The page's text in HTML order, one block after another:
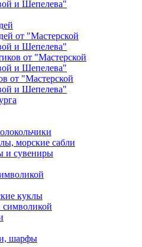
и Шепелева"
от "Мастерской
и Шепелева"
от "Мастерской
и Шепелева"
от "Мастерской
и Шепелева"
морские сабли
и сувениры
куклы
символикой
шарфы